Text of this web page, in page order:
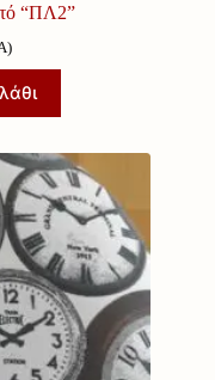
“ΠΛ2”